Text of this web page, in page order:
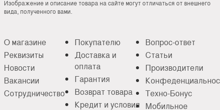
Изображение и описание товара на сайте могут отличаться от внешнего
вида, полученного вами.
О магазине
Реквизиты
Новости
Вакансии
Сотрудничество
Покупателю
Доставка и
оплата
Гарантия
Возврат товара
Кредит и условия
Вопрос-ответ
Статьи
Производители
Техно-Бонус
Мобильное